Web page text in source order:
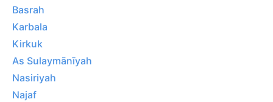
Basrah
Karbala
Kirkuk
As Sulaymānīyah
Nasiriyah
Najaf